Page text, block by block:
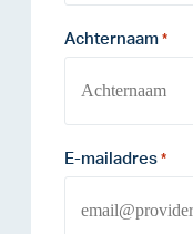
Achternaam *
E-mailadres *